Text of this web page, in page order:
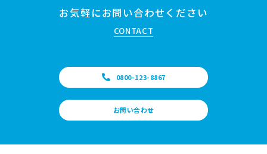
お気軽にお問い合わせください
CONTACT
0800-123-8867
お問い合わせ